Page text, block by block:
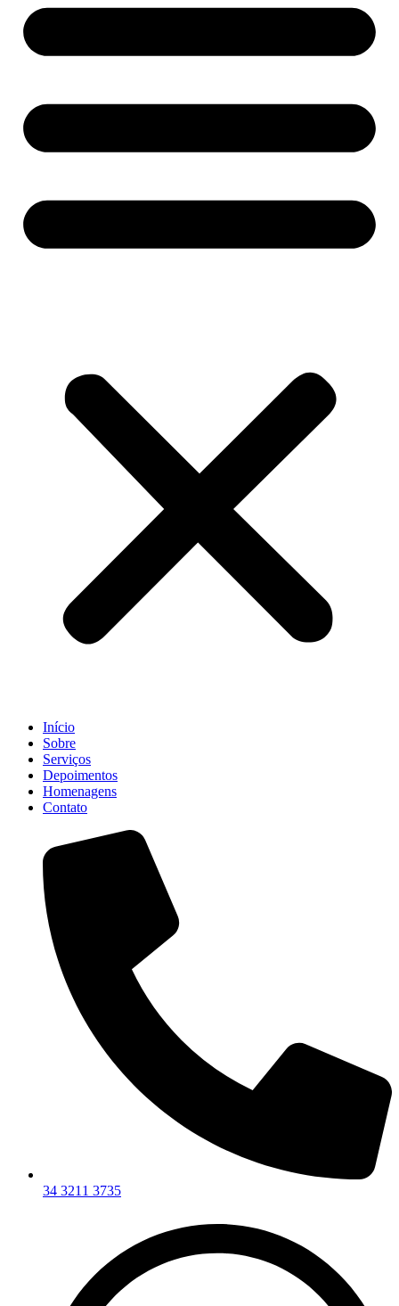
Início
Sobre
Serviços
Depoimentos
Homenagens
Contato
34 3211 3735